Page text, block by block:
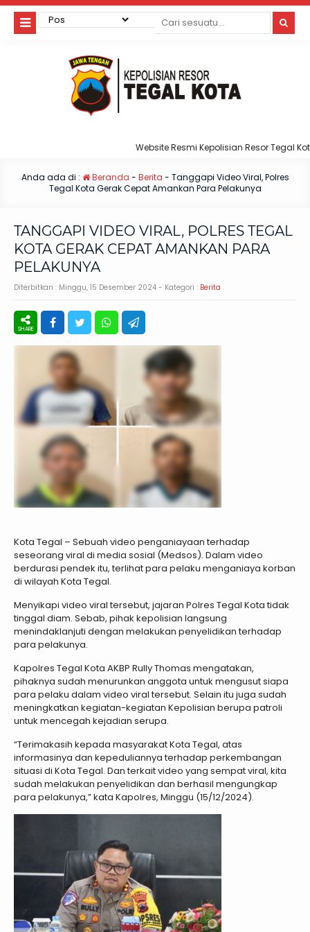
Website Resmi Kepolisian Resor Tegal Kota
Anda ada di : Beranda - Berita - Tanggapi Video Viral, Polres
Tegal Kota Gerak Cepat Amankan Para Pelakunya
TANGGAPI VIDEO VIRAL, POLRES TEGAL
KOTA GERAK CEPAT AMANKAN PARA
PELAKUNYA
Diterbitkan : Minggu, 15 Desember 2024 - Kategori : Berita
Kota Tegal – Sebuah video penganiayaan terhadap
seseorang viral di media sosial (Medsos). Dalam video
berdurasi pendek itu, terlihat para pelaku menganiaya korban
di wilayah Kota Tegal.
Menyikapi video viral tersebut, jajaran Polres Tegal Kota tidak
tinggal diam. Sebab, pihak kepolisian langsung
menindaklanjuti dengan melakukan penyelidikan terhadap
para pelakunya.
Kapolres Tegal Kota AKBP Rully Thomas mengatakan,
pihaknya sudah menurunkan anggota untuk mengusut siapa
para pelaku dalam video viral tersebut. Selain itu juga sudah
meningkatkan kegiatan-kegiatan Kepolisian berupa patroli
untuk mencegah kejadian serupa.
“Terimakasih kepada masyarakat Kota Tegal, atas
informasinya dan kepeduliannya terhadap perkembangan
situasi di Kota Tegal. Dan terkait video yang sempat viral, kita
sudah melakukan penyelidikan dan berhasil mengungkap
para pelakunya,” kata Kapolres, Minggu (15/12/2024).